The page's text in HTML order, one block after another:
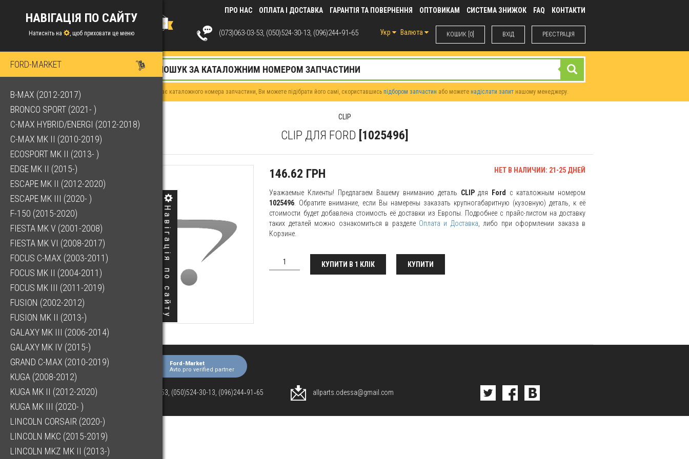
Навігація по сайту
ПРО НАС ОПЛАТА І ДОСТАВКА ГАРАНТІЯ ТА ПОВЕРНЕННЯ ОПТОВИКАМ СИСТЕМА ЗНИЖОК FAQ КОНТАКТИ
КОШИК [0] ВХIД РЕЄСТРАЦІЯ
Укр Валюта
(073)063-03-53, (050)524-30-13, (096)244‑91‑65
НАВІГАЦІЯ ПО САЙТУ
Натисніть на , щоб приховати це меню
FORD-MARKET
B-MAX (2012-2017)
BRONCO SPORT (2021- )
C-MAX HYBRID/ENERGI (2012-2018)
C-MAX MK II (2010-2019)
ECOSPORT MK II (2013- )
EDGE MK II (2015-)
ESCAPE MK II (2012-2020)
ESCAPE MK III (2020- )
F-150 (2015-2020)
FIESTA MK V (2001-2008)
FIESTA MK VI (2008-2017)
FOCUS C-MAX (2003-2011)
FOCUS MK II (2004-2011)
FOCUS MK III (2011-2019)
FUSION (2002-2012)
FUSION MK II (2013-)
GALAXY MK III (2006-2014)
GALAXY MK IV (2015-)
GRAND C-MAX (2010-2019)
KUGA (2008-2012)
KUGA MK II (2012-2020)
KUGA MK III (2020- )
LINCOLN CORSAIR (2020-)
LINCOLN MKC (2015-2019)
LINCOLN MKZ MK II (2013-)
Якщо у Вас немає каталожного номера запчастини, Ви можете підібрати його самі, скориставшись підбором запчастин або можете надіслати запит нашому менеджеру.
CLIP
CLIP ДЛЯ FORD [1025496]
146.62 ГРН НЕТ В НАЛИЧИИ: 21-25 ДНЕЙ
Уважаемые Клиенты! Предлагаем Вашему вниманию деталь CLIPдля Ford
с каталожным номером
1025496 . Обратите внимание, если Вы намерены заказать крупногабаритную (кузовную) деталь, к её
стоимости будет добавлена стоимость её доставки из Европы. Подробнее с прайс-листом на доставку
таких деталей можно ознакомиться в разделе Оплата и Доставка , либо при оформлении заказа в
Корзине.
КУПИТИ В 1 КЛІК КУПИТИ
Ford-Market
Avto.pro verified partner
(073)063-03-53, (050)524-30-13, (096)244‑91‑65 allparts.odessa@gmail.com